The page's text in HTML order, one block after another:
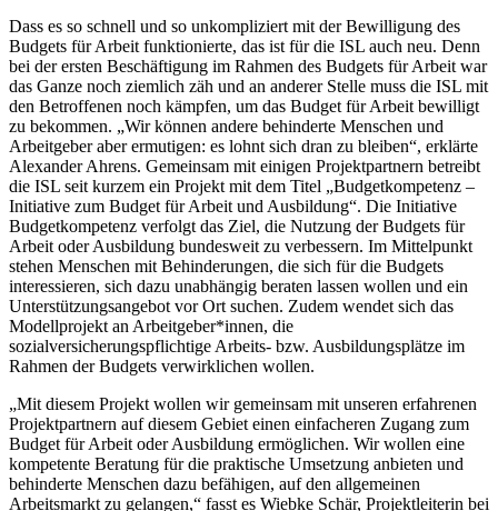
Dass es so schnell und so unkompliziert mit der Bewilligung des
Budgets für Arbeit funktionierte, das ist für die ISL auch neu. Denn
bei der ersten Beschäftigung im Rahmen des Budgets für Arbeit war
das Ganze noch ziemlich zäh und an anderer Stelle muss die ISL mit
den Betroffenen noch kämpfen, um das Budget für Arbeit bewilligt
zu bekommen. „Wir können andere behinderte Menschen und
Arbeitgeber aber ermutigen: es lohnt sich dran zu bleiben“, erklärte
Alexander Ahrens. Gemeinsam mit einigen Projektpartnern betreibt
die ISL seit kurzem ein Projekt mit dem Titel „Budgetkompetenz –
Initiative zum Budget für Arbeit und Ausbildung“. Die Initiative
Budgetkompetenz verfolgt das Ziel, die Nutzung der Budgets für
Arbeit oder Ausbildung bundesweit zu verbessern. Im Mittelpunkt
stehen Menschen mit Behinderungen, die sich für die Budgets
interessieren, sich dazu unabhängig beraten lassen wollen und ein
Unterstützungsangebot vor Ort suchen. Zudem wendet sich das
Modellprojekt an Arbeitgeber*innen, die
sozialversicherungspflichtige Arbeits- bzw. Ausbildungsplätze im
Rahmen der Budgets verwirklichen wollen.
„Mit diesem Projekt wollen wir gemeinsam mit unseren erfahrenen
Projektpartnern auf diesem Gebiet einen einfacheren Zugang zum
Budget für Arbeit oder Ausbildung ermöglichen. Wir wollen eine
kompetente Beratung für die praktische Umsetzung anbieten und
behinderte Menschen dazu befähigen, auf den allgemeinen
Arbeitsmarkt zu gelangen,“ fasst es Wiebke Schär, Projektleiterin bei